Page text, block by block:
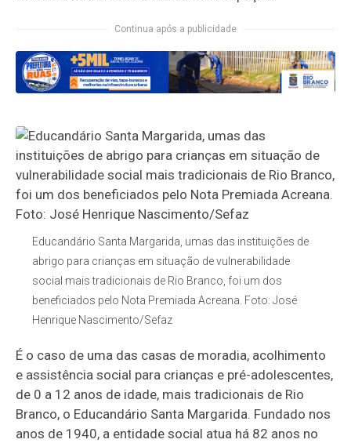
Continua após a publicidade
Educandário Santa Margarida, umas das instituições de
abrigo para crianças em situação de vulnerabilidade
social mais tradicionais de Rio Branco, foi um dos
beneficiados pelo Nota Premiada Acreana. Foto: José
Henrique Nascimento/Sefaz
É o caso de uma das casas de moradia, acolhimento
e assistência social para crianças e pré-adolescentes,
de 0 a 12 anos de idade, mais tradicionais de Rio
Branco, o Educandário Santa Margarida. Fundado nos
anos de 1940, a entidade social atua há 82 anos no